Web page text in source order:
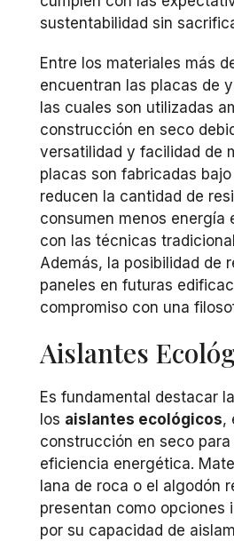
sustentabilidad sin
Entre los materiales más
encuentran las placas de
las cuales son utilizadas
construcción en seco
versatilidad y facilidad de
placas son fabricadas
reducen la cantidad de
consumen menos energía
con las técnicas
Además, la posibilidad de
paneles en futuras
compromiso con una
Aislantes
Es fundamental destacar
los aislantes ecológicos,
construcción en seco
eficiencia energética.
lana de roca o el algodón
presentan como opciones
por su capacidad de